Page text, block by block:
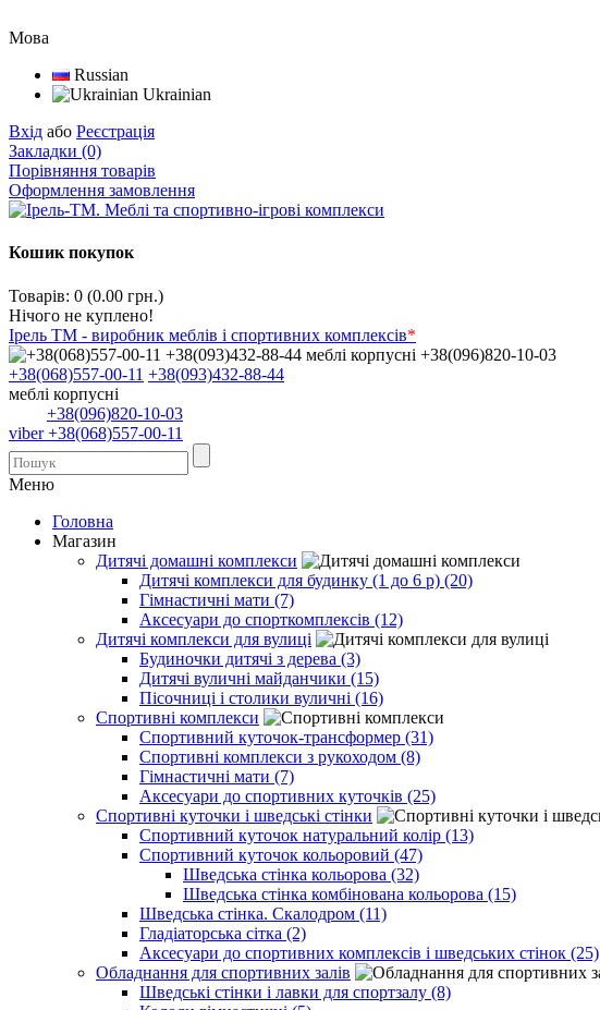
Мова
Russian
Ukrainian
Вхід або Реєстрація
Закладки (0)
Порівняння товарів
Оформлення замовлення
Кошик покупок
Товарів: 0 (0.00 грн.)
Нічого не куплено!
Ірель ТМ - виробник меблів і спортивних комплексів*
+38(068)557-00-11 +38(093)432-88-44
меблі корпусні
+38(096)820-10-03
viber +38(068)557-00-11
Меню
Головна
Магазин
Дитячі домашні комплекси
Дитячі комплекси для будинку (1 до 6 р) (20)
Гімнастичні мати (7)
Аксесуари до спорткомплексів (12)
Дитячі комплекси для вулиці
Будиночки дитячі з дерева (3)
Дитячі вуличні майданчики (15)
Пісочниці і столики вуличні (16)
Спортивні комплекси
Спортивний куточок-трансформер (31)
Спортивні комплекси з рукоходом (8)
Гімнастичні мати (7)
Аксесуари до спортивних куточків (25)
Спортивні куточки і шведські стінки
Спортивний куточок натуральний колір (13)
Спортивний куточок кольоровий (47)
Шведська стінка кольорова (32)
Шведська стінка комбінована кольорова (15)
Шведська стінка. Скалодром (11)
Гладіаторська сітка (2)
Аксесуари до спортивних комплексів і шведських стінок (25)
Обладнання для спортивних залів
Шведські стінки і лавки для спортзалу (8)